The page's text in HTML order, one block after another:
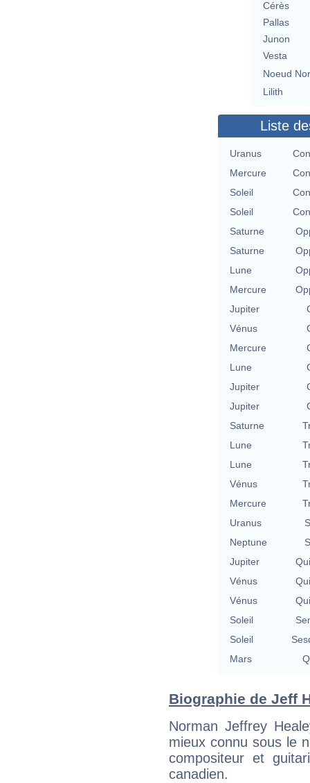
Cérès
Pallas
Junon
Vesta
Noeud
Lilith
Liste
Uranus
Mercure
Soleil
Soleil
Saturne
Saturne
Lune
Mercure
Jupiter
Vénus
Mercure
Lune
Jupiter
Jupiter
Saturne
Lune
Lune
Vénus
Mercure
Uranus
Neptune
Jupiter
Vénus
Vénus
Soleil
Soleil
Mars
Biographie de Jeff
Norman Jeffrey
mieux connu sous le
compositeur et
canadien.